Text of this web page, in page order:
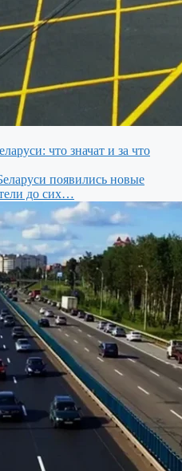
что значат и за что
появились новые
до сих…